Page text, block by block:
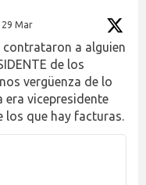
29 Mar
contrataron a alguien
de los
vergüenza de lo
era vicepresidente
los que hay facturas.